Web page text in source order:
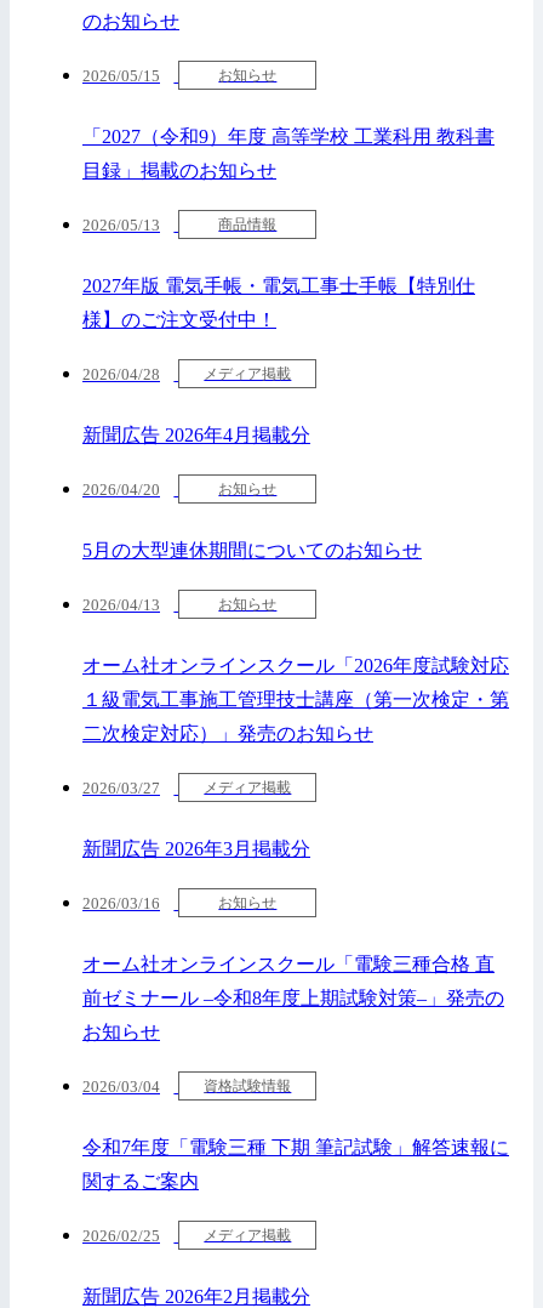
のお知らせ
2026/05/15 お知らせ
「2027（令和9）年度 高等学校 工業科用 教科書
目録」掲載のお知らせ
2026/05/13 商品情報
2027年版 電気手帳・電気工事士手帳【特別仕
様】のご注文受付中！
2026/04/28 メディア掲載
新聞広告 2026年4月掲載分
2026/04/20 お知らせ
5月の大型連休期間についてのお知らせ
2026/04/13 お知らせ
オーム社オンラインスクール「2026年度試験対応
１級電気工事施工管理技士講座（第一次検定・第
二次検定対応）」発売のお知らせ
2026/03/27 メディア掲載
新聞広告 2026年3月掲載分
2026/03/16 お知らせ
オーム社オンラインスクール「電験三種合格 直
前ゼミナール –令和8年度上期試験対策–」発売の
お知らせ
2026/03/04 資格試験情報
令和7年度「電験三種 下期 筆記試験」解答速報に
関するご案内
2026/02/25 メディア掲載
新聞広告 2026年2月掲載分